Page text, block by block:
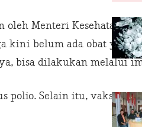
oleh Menteri Kesehatan
kini belum ada obat yang
bisa dilakukan melalui
polio. Selain itu, vaksin